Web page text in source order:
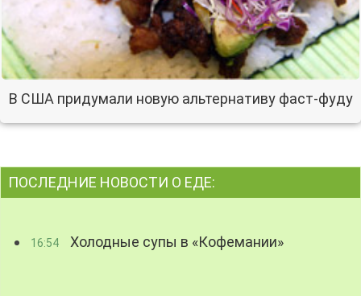
В США придумали новую альтернативу фаст-фуду
ПОСЛЕДНИЕ НОВОСТИ О ЕДЕ:
16:54 Холодные супы в «Кофемании»